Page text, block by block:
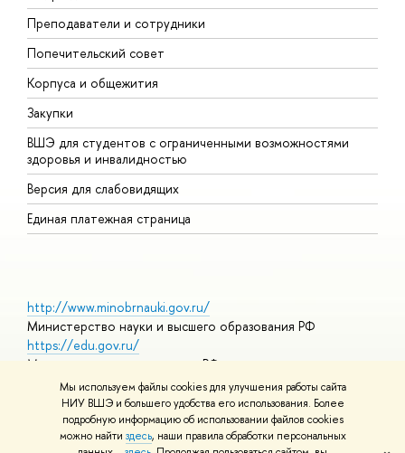
Мы используем файлы cookies для улучшения работы сайта
НИУ ВШЭ и большего удобства его использования. Более
подробную информацию об использовании файлов cookies
можно найти здесь, наши правила обработки персональных
Преподаватели и сотрудники
Попечительский совет
Корпуса и общежития
Закупки
ВШЭ для студентов с ограниченными возможностями
здоровья и инвалидностью
Версия для слабовидящих
Единая платежная страница
http://www.minobrnauki.gov.ru/
Министерство науки и высшего образования РФ
https://edu.gov.ru/
Министерство просвещения РФ
https://elearning.hse.ru/mooc
Массовые открытые онлайн-курсы